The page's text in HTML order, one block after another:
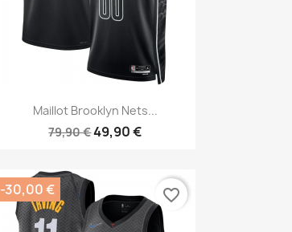
Aperçu rapide
Maillot Brooklyn Nets...
79,90 €49,90 €
-30,00 € favorite_border